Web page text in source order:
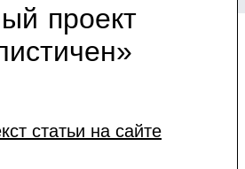
проект
статьи на сайте